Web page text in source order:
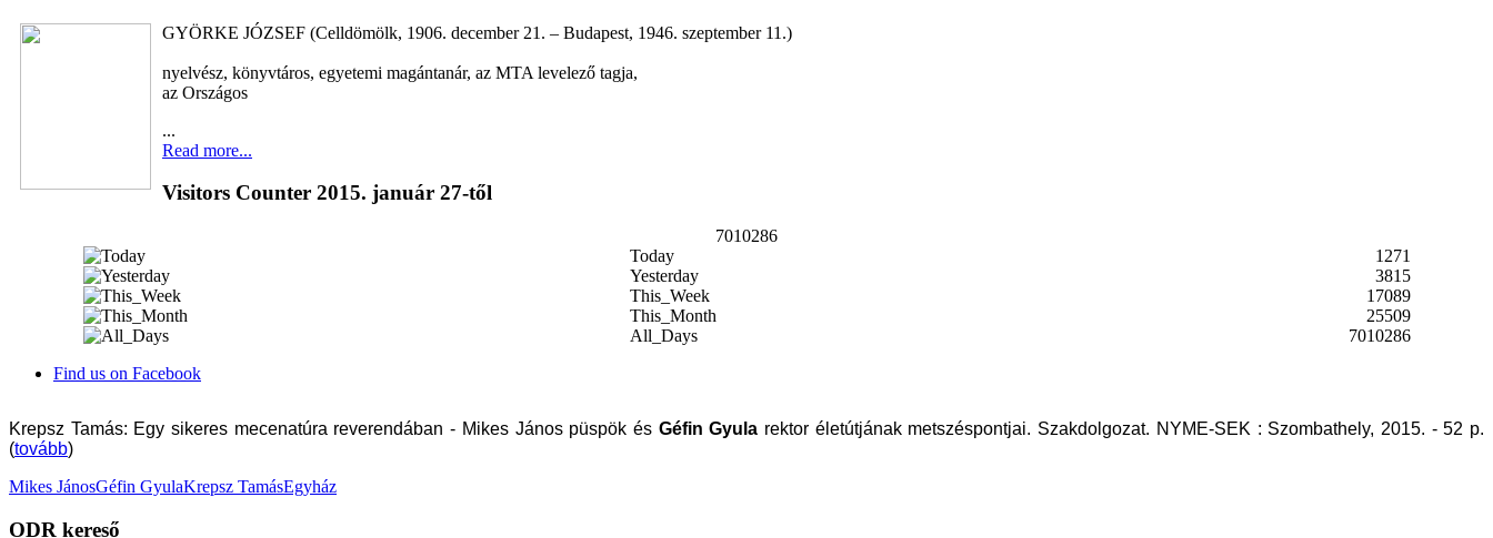
GYÖRKE JÓZSEF (Celldömölk, 1906. december 21. – Budapest, 1946. szeptember 11.)
nyelvész, könyvtáros, egyetemi magántanár, az MTA levelező tagja,
az Országos
...
Read more...
Visitors Counter 2015. január 27-től
7010286
Today
1271
Yesterday
3815
This_Week
17089
This_Month
25509
All_Days
7010286
Find us on Facebook
Krepsz Tamás: Egy sikeres mecenatúra reverendában - Mikes János püspök és Géfin Gyula rektor életútjának metszéspontjai. Szakdolgozat. NYME-SEK : Szombathely, 2015. - 52 p.
(tovább)
Mikes JánosGéfin GyulaKrepsz TamásEgyház
ODR kereső